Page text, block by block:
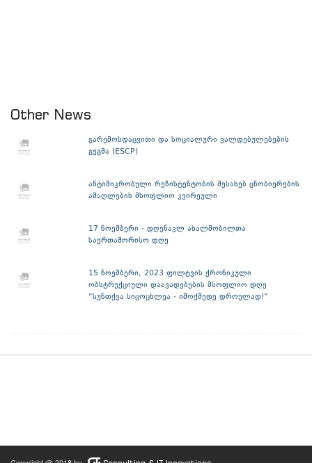
Other News
გარემოსდაცვითი და სოციალური ვალდებულებების
გეგმა (ESCP)
ანტიმიკრობული რეზისტენტობის შესახებ ცნობიერების
ამაღლების მსოფლიო კვირეული
17 ნოემბერი - დღენაკლ ახალშობილთა
საერთაშორისო დღე
15 ნოემბერი, 2023 ფილტვის ქრონიკული
ობსტრუქციული დაავადებების მსოფლიო დღე
“სუნთქვა სიცოცხლეა - იმოქმედე დროულად!”